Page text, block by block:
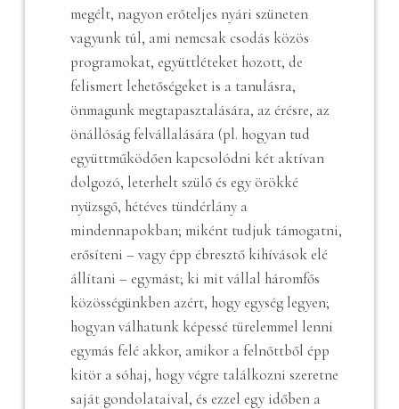
megélt, nagyon erőteljes nyári szüneten
vagyunk túl, ami nemcsak csodás közös
programokat, együttléteket hozott, de
felismert lehetőségeket is a tanulásra,
önmagunk megtapasztalására, az érésre, az
önállóság felvállalására (pl. hogyan tud
együttműködően kapcsolódni két aktívan
dolgozó, leterhelt szülő és egy örökké
nyüzsgő, hétéves tündérlány a
mindennapokban; miként tudjuk támogatni,
erősíteni – vagy épp ébresztő kihívások elé
állítani – egymást; ki mit vállal háromfős
közösségünkben azért, hogy egység legyen;
hogyan válhatunk képessé türelemmel lenni
egymás felé akkor, amikor a felnőttből épp
kitör a sóhaj, hogy végre találkozni szeretne
saját gondolataival, és ezzel egy időben a